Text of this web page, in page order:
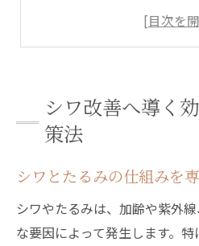
シワ予防とたるみ
顔のたるみ悩みに専門
シワと顔のたるみ
名医によるシワ治療
たるみ治療の効果
シワを意識したカウ
シワ改善へ導く
策法
シワとたるみの仕組みを
シワやたるみは、加齢や紫外
な要因によって発生します。